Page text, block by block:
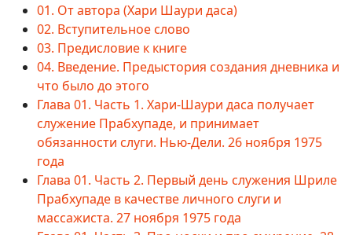
01. От автора (Хари Шаури даса)
02. Вступительное слово
03. Предисловие к книге
04. Введение. Предыстория создания дневника и
что было до этого
Глава 01. Часть 1. Хари-Шаури даса получает
служение Прабхупаде, и принимает
обязанности слуги. Нью-Дели. 26 ноября 1975
года
Глава 01. Часть 2. Первый день служения Шриле
Прабхупаде в качестве личного слуги и
массажиста. 27 ноября 1975 года